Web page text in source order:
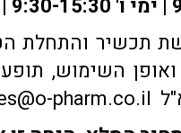
והתחלת
השימוש,